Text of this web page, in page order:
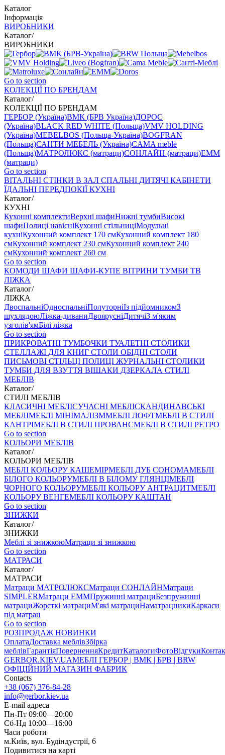
Каталог
Інформація
ВИРОБНИКИ
Каталог/
ВИРОБНИКИ
Go to section
КОЛЕКЦІЇ ПО БРЕНДАМ
Каталог/
КОЛЕКЦІЇ ПО БРЕНДАМ
ГЕРБОР (Україна)ВМК (БРВ Україна)ДОРОС
(Україна)BLACK RED WHITE (Польща)VMV HOLDING
(Україна)MEBELBOS (Польща-Україна)BOGFRAN
(Польща)САНТИ МЕБЕЛЬ (Україна)CAMA meble
(Польща)МАТРОЛЮКС (матраци)СОНЛАЙН (матраци)EMM
(матраци)
Go to section
ВIТАЛЬНI СТІНКИ В ЗАЛ СПАЛЬНІ ДИТЯЧІ КАБІНЕТИ
ЇДАЛЬНI ПЕРЕДПОКІЇ КУХНІ
Каталог/
КУХНІ
Кухонні комплектиВерхні шафиНижні тумбиВисокі
шафиПолиці навісніКухонні стільниціМодульні
кухніКухонний комплект 170 смКухонний комплект 180
смКухонний комплект 230 смКухонний комплект 240
смКухонний комплект 260 см
Go to section
КОМОДИ ШАФИ ШАФИ-КУПЕ ВІТРИНИ ТУМБИ ТВ
ЛІЖКА
Каталог/
ЛІЖКА
ДвоспальніОдноспальніПолуторніІз підйомникомЗ
шухлядоюЛіжка-диваниДвоярусніДитячіЗ м'яким
узголів'ямБілі ліжка
Go to section
ПРИКРОВАТНІ ТУМБОЧКИ ТУАЛЕТНІ СТОЛИКИ
СТЕЛЛАЖІ ДЛЯ КНИГ СТОЛИ ОБІДНІ СТОЛИ
ПИСЬМОВІ СТІЛЬЦI ПОЛИЦІ ЖУРНАЛЬНІ СТОЛИКИ
ТУМБИ ДЛЯ ВЗУТТЯ ВІШАКИ ДЗЕРКАЛА СТИЛІ
МЕБЛІВ
Каталог/
СТИЛІ МЕБЛІВ
КЛАСИЧНІ МЕБЛІСУЧАСНІ МЕБЛІСКАНДИНАВСЬКІ
МЕБЛІМЕБЛІ МІНІМАЛІЗММЕБЛІ ЛОФТМЕБЛІ В СТИЛІ
КАНТРІМЕБЛІ В СТИЛІ ПРОВАНСМЕБЛІ В СТИЛІ РЕТРО
Go to section
КОЛЬОРИ МЕБЛІВ
Каталог/
КОЛЬОРИ МЕБЛІВ
МЕБЛІ КОЛЬОРУ КАШЕМІРМЕБЛІ ДУБ СОНОМАМЕБЛІ
БІЛОГО КОЛЬОРУМЕБЛІ В БІЛОМУ ГЛЯНЦІМЕБЛІ
ЧОРНОГО КОЛЬОРУМЕБЛІ КОЛЬОРУ АНТРАЦИТМЕБЛІ
КОЛЬОРУ ВЕНГЕМЕБЛІ КОЛЬОРУ КАШТАН
Go to section
ЗНИЖКИ
Каталог/
ЗНИЖКИ
Меблі зі знижкоюМатраци зі знижкою
Go to section
МАТРАСИ
Каталог/
МАТРАСИ
Матраци МАТРОЛЮКСМатраци СОНЛАЙНМатраци
SIMPLERМатраци ЕММПружинні матрациБезпружинні
матрациЖорсткі матрациМ'які матрациНаматрацникиКаркаси
під матрац
Go to section
РОЗПРОДАЖ НОВИНКИ
ОплатаДоставка меблівЗбірка
меблівГарантіяПоверненняКредитКаталогиФотоВідгуки
GERBOR.KIEV.UAМЕБЛI ГЕРБОР | ВМК | БРВ | BRW
ОФІЦІЙНИЙ МАГАЗИН ФАБРИК
Contacts
+38 (067) 376-84-28
info@gerbor.kiev.ua
E-mail адреса
Пн-Пт 09:00—20:00
Сб-Нд 10:00—16:00
Часи роботи
м.Київ, вул. Будіндустрії, 6
Подивитися на карті